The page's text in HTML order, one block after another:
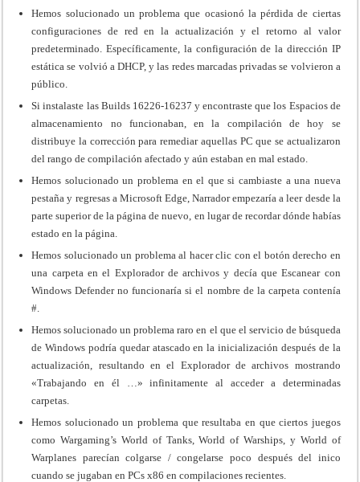
Hemos solucionado un problema que ocasionó la pérdida de ciertas
configuraciones de red en la actualización y el retorno al valor
predeterminado. Específicamente, la configuración de la dirección IP
estática se volvió a DHCP, y las redes marcadas privadas se volvieron a
público.
Si instalaste las Builds 16226-16237 y encontraste que los Espacios de
almacenamiento no funcionaban, en la compilación de hoy se
distribuye la corrección para remediar aquellas PC que se actualizaron
del rango de compilación afectado y aún estaban en mal estado.
Hemos solucionado un problema en el que si cambiaste a una nueva
pestaña y regresas a Microsoft Edge, Narrador empezaría a leer desde la
parte superior de la página de nuevo, en lugar de recordar dónde habías
estado en la página.
Hemos solucionado un problema al hacer clic con el botón derecho en
una carpeta en el Explorador de archivos y decía que Escanear con
Windows Defender no funcionaría si el nombre de la carpeta contenía
#.
Hemos solucionado un problema raro en el que el servicio de búsqueda
de Windows podría quedar atascado en la inicialización después de la
actualización, resultando en el Explorador de archivos mostrando
«Trabajando en él …» infinitamente al acceder a determinadas
carpetas.
Hemos solucionado un problema que resultaba en que ciertos juegos
como Wargaming’s World of Tanks, World of Warships, y World of
Warplanes parecían colgarse / congelarse poco después del inico
cuando se jugaban en PCs x86 en compilaciones recientes.